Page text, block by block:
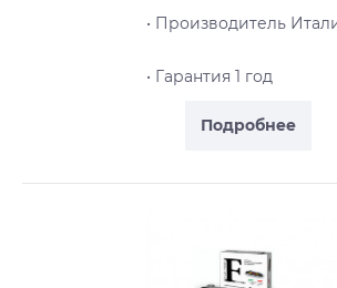
Подробнее
• Производитель
• Гарантия 1 год